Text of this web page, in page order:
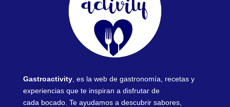
Gastroactivity, es la web de gastronomía, recetas y
experiencias que te inspiran a disfrutar de
cada bocado. Te ayudamos a descubrir sabores,